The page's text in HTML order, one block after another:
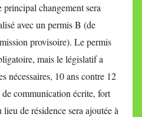
changement sera
avec un permis B (de
provisoire). Le permis
mais le législatif a
nécessaires, 10 ans contre 12
communication écrite, fort
de résidence sera ajoutée à